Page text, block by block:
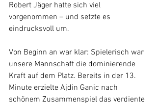
Robert Jäger hatte sich viel
vorgenommen – und setzte es
eindrucksvoll um.
Von Beginn an war klar: Spielerisch war
unsere Mannschaft die dominierende
Kraft auf dem Platz. Bereits in der 13.
Minute erzielte Ajdin Ganic nach
schönem Zusammenspiel das verdiente